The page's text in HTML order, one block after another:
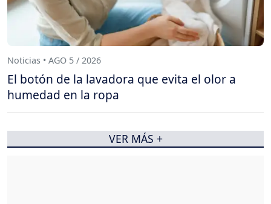
Noticias • AGO 5 / 2026
El botón de la lavadora que evita el olor a
humedad en la ropa
VER MÁS +